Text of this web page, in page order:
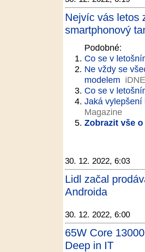
Nejvíc vás letos
smartphonový
Podobné:
Co se v
Ne vždy se
modelem
Co se v
Jaká vylepšení
Magazine
Zobrazit vše
30. 12. 2022, 6:03
Lidl začal
Androida
30. 12. 2022, 6:00
65W Core
Deep in IT